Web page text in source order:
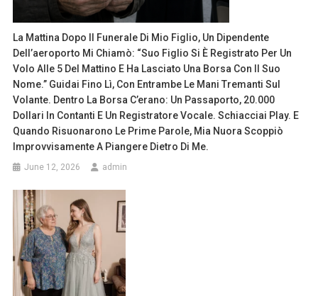
La Mattina Dopo Il Funerale Di Mio Figlio, Un Dipendente
Dell’aeroporto Mi Chiamò: “Suo Figlio Si È Registrato Per Un
Volo Alle 5 Del Mattino E Ha Lasciato Una Borsa Con Il Suo
Nome.” Guidai Fino Lì, Con Entrambe Le Mani Tremanti Sul
Volante. Dentro La Borsa C’erano: Un Passaporto, 20.000
Dollari In Contanti E Un Registratore Vocale. Schiacciai Play. E
Quando Risuonarono Le Prime Parole, Mia Nuora Scoppiò
Improvvisamente A Piangere Dietro Di Me.
June 12, 2026 admin